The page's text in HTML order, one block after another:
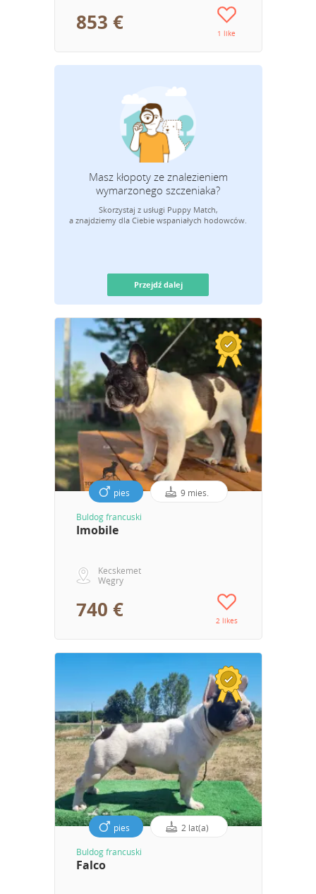
853 € 1 like
Masz kłopoty ze znalezieniem
wymarzonego szczeniaka?
Skorzystaj z usługi Puppy Match,
a znajdziemy dla Ciebie wspaniałych hodowców.
Przejdź dalej
pies 9 mies.
Buldog francuski
Imobile
Kecskemet
Węgry
740 € 2 likes
pies 2 lat(a)
Buldog francuski
Falco